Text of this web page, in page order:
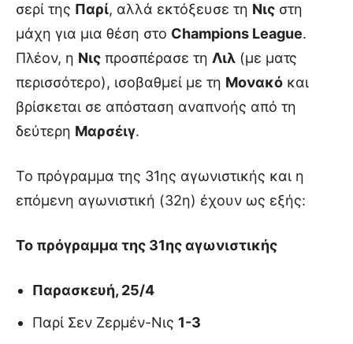
σερί της Παρί, αλλά εκτόξευσε τη Νις στη
μάχη για μια θέση στο Champions League.
Πλέον, η Νις προσπέρασε τη Λιλ (με ματς
περισσότερο), ισοβαθμεί με τη Μονακό και
βρίσκεται σε απόσταση αναπνοής από τη
δεύτερη Μαρσέιγ.
Το πρόγραμμα της 31ης αγωνιστικής και η
επόμενη αγωνιστική (32η) έχουν ως εξής:
Το πρόγραμμα της 31ης αγωνιστικής
Παρασκευή, 25/4
Παρί Σεν Ζερμέν-Νις 1-3